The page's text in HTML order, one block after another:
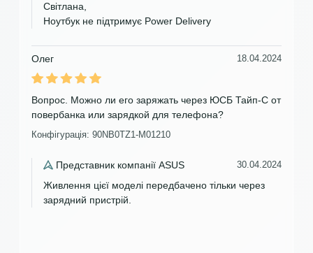
Світлана,
Ноутбук не підтримує Power Delivery
Олег 18.04.2024
Вопрос. Можно ли его заряжать через ЮСБ Тайп-С от
повербанка или зарядкой для телефона?
Конфігурація: 90NB0TZ1-M01210
Представник компанії ASUS 30.04.2024
Живлення цієї моделі передбачено тільки через
зарядний пристрій.